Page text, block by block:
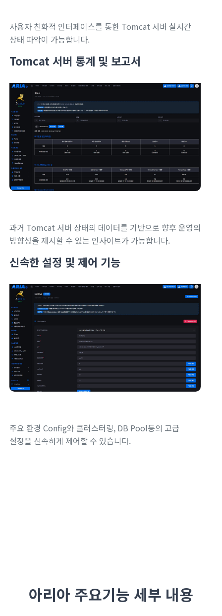
사용자 친화적 인터페이스를 통한 Tomcat 서버 실시간
상태 파악이 가능합니다.
Tomcat 서버 통계 및 보고서
과거 Tomcat 서버 상태의 데이터를 기반으로 향후 운영의
방향성을 제시할 수 있는 인사이트가 가능합니다.
신속한 설정 및 제어 기능
주요 환경 Config와 클러스터링, DB Pool등의 고급
설정을 신속하게 제어할 수 있습니다.
아리아 주요기능 세부 내용